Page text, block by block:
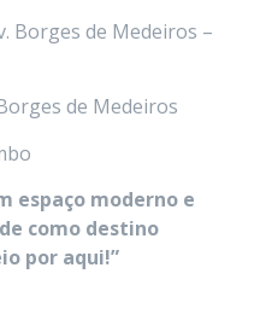
Borges de Medeiros –
de Medeiros
espaço moderno e
como destino
por aqui!”